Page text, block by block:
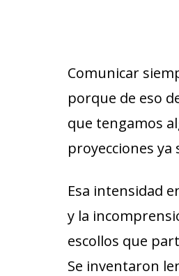
Comunicar
porque de eso
que tengamos
proyecciones
Esa intensidad
y la
escollos que
Se inventaron